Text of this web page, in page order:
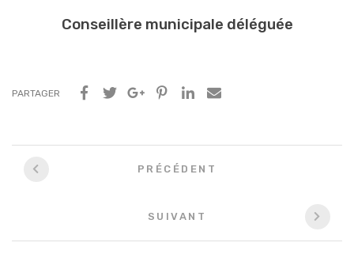
Conseillère municipale déléguée
PARTAGER
Navigation
entre
articles
PRÉCÉDENT
SUIVANT